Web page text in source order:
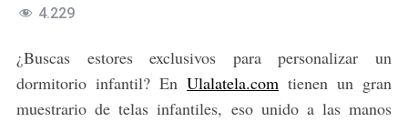
4.229
¿Buscas estores exclusivos para personalizar un
dormitorio infantil? En Ulalatela.com tienen un gran
muestrario de telas infantiles, eso unido a las manos